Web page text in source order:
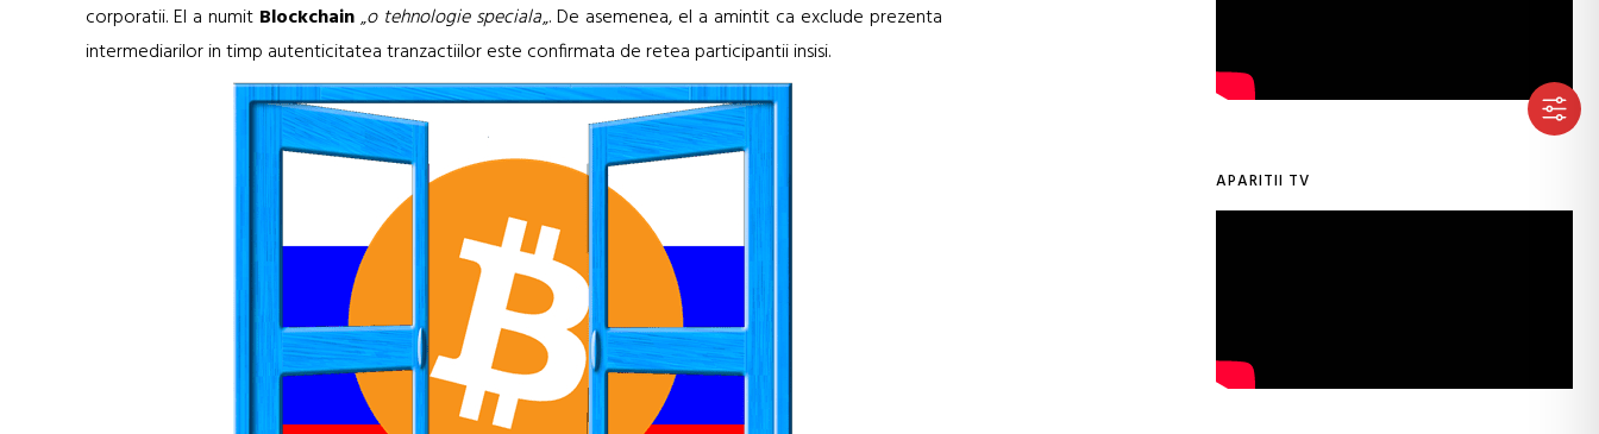
corporatii. El a numit Blockchain„o tehnologie speciala„. De asemenea, el a amintit ca exclude prezenta
intermediarilor in timp autenticitatea tranzactiilor este confirmata de retea participantii insisi.
APARITII TV